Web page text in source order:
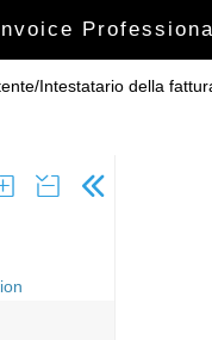
Intestatario della